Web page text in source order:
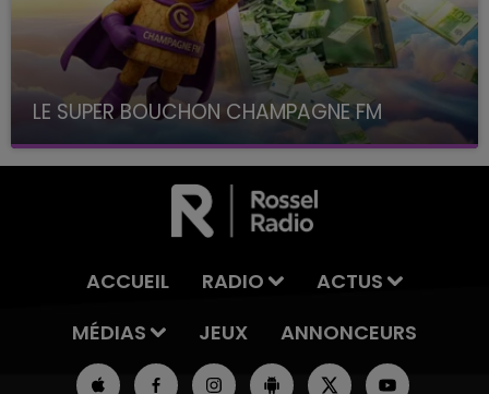
LE SUPER BOUCHON CHAMPAGNE FM
avec La Famille Champagne FM, à 8H10
ACCUEIL RADIO
ACTUS
MÉDIAS
JEUX ANNONCEURS